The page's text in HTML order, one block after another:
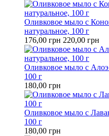
Оливковое мыло с
натуральное, 100 г
176,00 грн 220,00 грн
Оливковое мыло с Алоэ
100 г
180,00 грн
Оливковое мыло с
100 г
180,00 грн